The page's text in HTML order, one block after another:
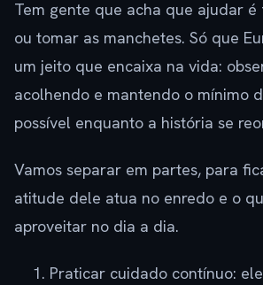
Tem gente que acha que ajudar
ou tomar as manchetes. Só que
um jeito que encaixa na vida:
acolhendo e mantendo o mínimo
possível enquanto a história se
Vamos separar em partes, para
atitude dele atua no enredo e o
aproveitar no dia a dia.
Praticar cuidado contínuo: